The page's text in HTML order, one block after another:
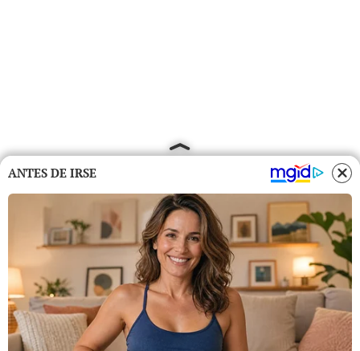
ANTES DE IRSE